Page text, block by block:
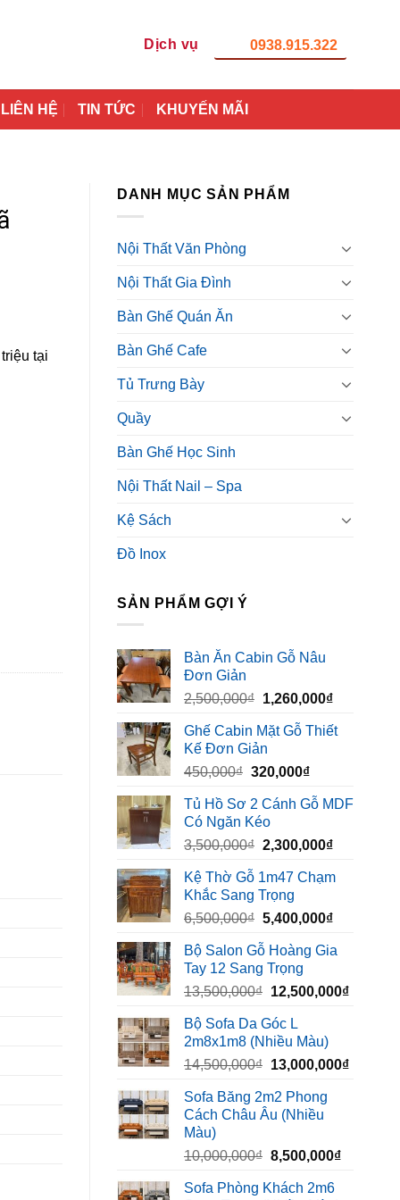
Dịch vụ 0938.915.322
LIÊN HỆ TIN TỨC KHUYẾN MÃI
DANH MỤC SẢN PHẨM
Nội Thất Văn Phòng
Nội Thất Gia Đình
Bàn Ghế Quán Ăn
Bàn Ghế Cafe
Tủ Trưng Bày
Quầy
Bàn Ghế Học Sinh
Nội Thất Nail – Spa
Kệ Sách
Đồ Inox
SẢN PHẨM GỢI Ý
Bàn Ăn Cabin Gỗ Nâu
Đơn Giản
2,500,000₫ Giá
là:
2,500,000₫.
1,260,000₫Giá
tại
Ghế Cabin Mặt Gỗ Thiết
Kế Đơn Giản
450,000₫ Giá
là:
450,000₫.
320,000₫Giá
tại
320,000₫.
Tủ Hồ Sơ 2 Cánh Gỗ MDF
Có Ngăn Kéo
3,500,000₫ Giá
là:
3,500,000₫.
2,300,000₫Giá
tại
Kệ Thờ Gỗ 1m47 Chạm
Khắc Sang Trọng
6,500,000₫ Giá
là:
6,500,000₫.
5,400,000₫Giá
tại
Bộ Salon Gỗ Hoàng Gia
Tay 12 Sang Trọng
13,500,000₫ Giá
là:
13,500,000₫.
12,500,000₫Giá
Bộ Sofa Da Góc L
2m8x1m8 (Nhiều Màu)
14,500,000₫ Giá
là:
14,500,000₫.
13,000,000₫Giá
Sofa Băng 2m2 Phong
Cách Châu Âu (Nhiều
Màu)
10,000,000₫ Giá
là:
8,500,000₫Giá
Sofa Phòng Khách 2m6
tại